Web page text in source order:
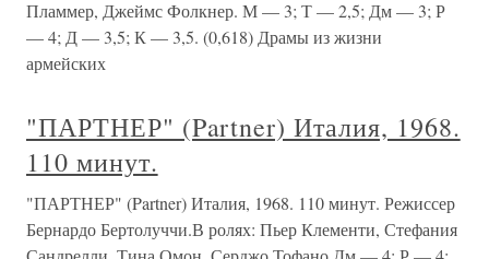
Пламмер, Джеймс Фолкнер. М — 3; Т — 2,5; Дм — 3; Р
— 4; Д — 3,5; К — 3,5. (0,618) Драмы из жизни
армейских
"ПАРТНЕР" (Partner) Италия, 1968.
110 минут.
"ПАРТНЕР" (Partner) Италия, 1968. 110 минут. Режиссер
Бернардо Бертолуччи.В ролях: Пьер Клементи, Стефания